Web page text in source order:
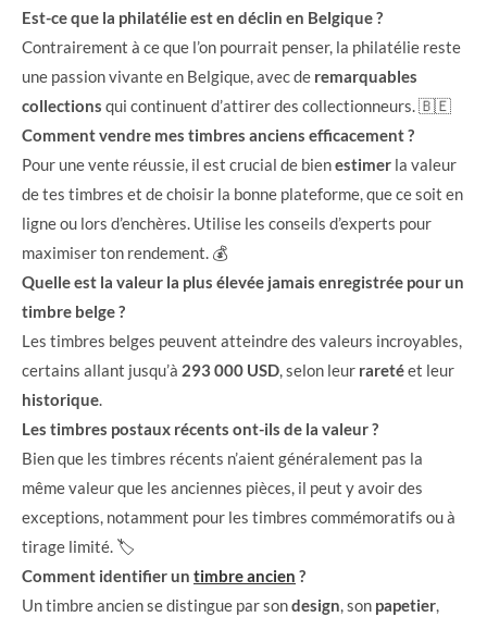
Est-ce que la philatélie est en déclin en Belgique ?
Contrairement à ce que l’on pourrait penser, la philatélie reste
une passion vivante en Belgique, avec de remarquables
collections qui continuent d’attirer des collectionneurs. 🇧🇪
Comment vendre mes timbres anciens efficacement ?
Pour une vente réussie, il est crucial de bienestimer la valeur
de tes timbres et de choisir la bonne plateforme, que ce soit en
ligne ou lors d’enchères. Utilise les conseils d’experts pour
maximiser ton rendement. 💰
Quelle est la valeur la plus élevée jamais enregistrée pour un
timbre belge ?
Les timbres belges peuvent atteindre des valeurs incroyables,
certains allant jusqu’à 293 000 USD, selon leur raretéet leur
historique.
Les timbres postaux récents ont-ils de la valeur ?
Bien que les timbres récents n’aient généralement pas la
même valeur que les anciennes pièces, il peut y avoir des
exceptions, notamment pour les timbres commémoratifs ou à
tirage limité. 🏷️
Comment identifier un timbre ancien ?
Un timbre ancien se distingue par sondesign, son papetier,